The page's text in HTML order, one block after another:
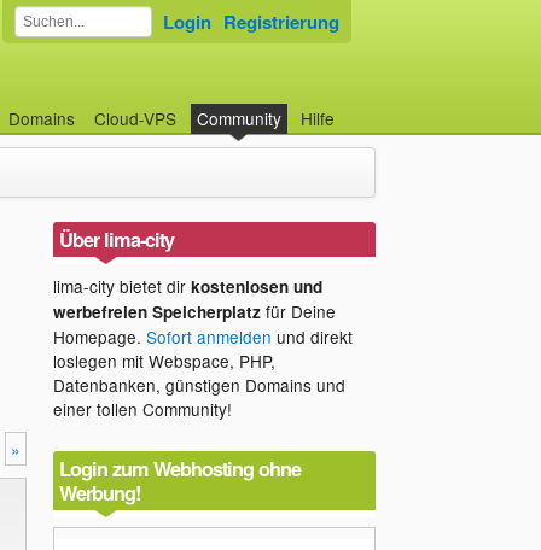
Domains Cloud-VPS Community Hilfe
Login Registrierung
»
Über lima-city
lima-city bietet dir kostenlosen und
werbefreien Speicherplatzfür Deine
Homepage. Sofort anmelden und direkt
loslegen mit Webspace, PHP,
Datenbanken, günstigen Domains und
einer tollen Community!
Login zum Webhosting ohne
Werbung!